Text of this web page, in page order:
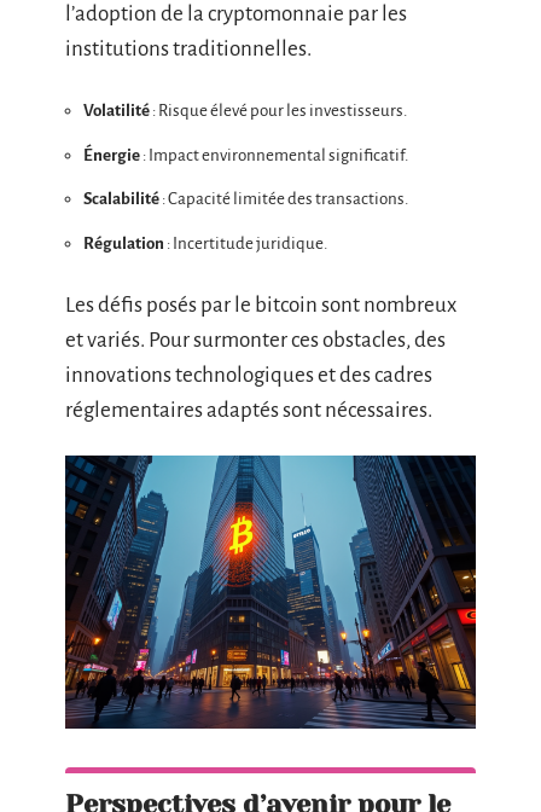
l’adoption de la cryptomonnaie par les
institutions traditionnelles.
Volatilité : Risque élevé pour les investisseurs.
Énergie : Impact environnemental significatif.
Scalabilité : Capacité limitée des transactions.
Régulation : Incertitude juridique.
Les défis posés par le bitcoin sont nombreux
et variés. Pour surmonter ces obstacles, des
innovations technologiques et des cadres
réglementaires adaptés sont nécessaires.
Perspectives d’avenir pour le